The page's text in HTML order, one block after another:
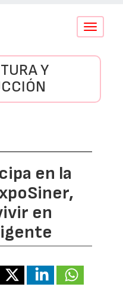
Conmutar
Y
en la
en